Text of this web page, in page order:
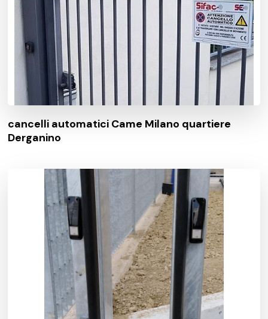
cancelli automatici Came Milano quartiere
Derganino